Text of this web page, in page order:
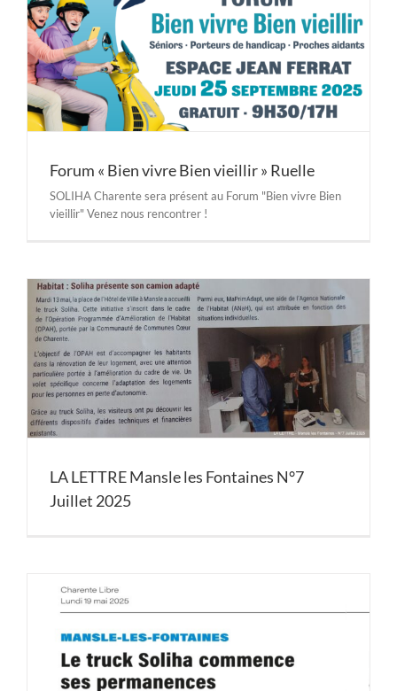
Forum « Bien vivre Bien vieillir » Ruelle
SOLIHA Charente sera présent au Forum "Bien vivre Bien
vieillir" Venez nous rencontrer !
LA LETTRE Mansle les Fontaines N°7
Juillet 2025